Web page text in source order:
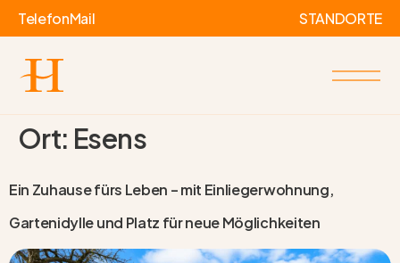
TelefonMail STANDORTE
Ort: Esens
Ein Zuhause fürs Leben – mit Einliegerwohnung,
Gartenidylle und Platz für neue Möglichkeiten